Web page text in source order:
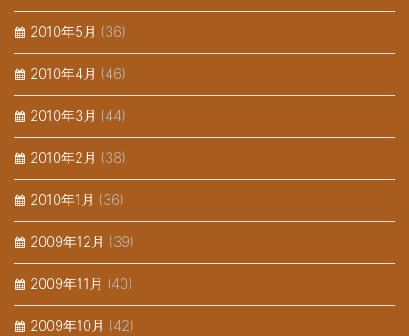
2010年5月 (36)
2010年4月 (46)
2010年3月 (44)
2010年2月 (38)
2010年1月 (36)
2009年12月 (39)
2009年11月 (40)
2009年10月 (42)